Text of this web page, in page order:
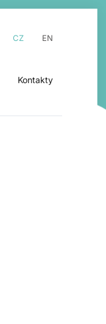
CZ EN
Kontakty